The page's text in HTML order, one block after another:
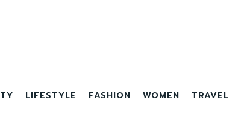
LIFESTYLE FASHION WOMEN TRAVEL